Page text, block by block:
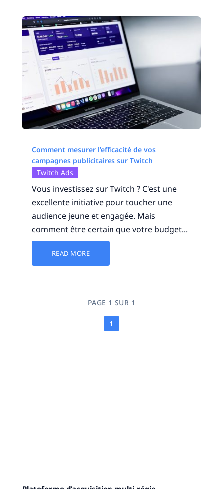
Comment mesurer l’efficacité de vos
campagnes publicitaires sur Twitch
Twitch Ads
Vous investissez sur Twitch ? C'est une
excellente initiative pour toucher une
audience jeune et engagée. Mais
comment être certain que votre budget...
READ MORE
PAGE 1 SUR 1
1